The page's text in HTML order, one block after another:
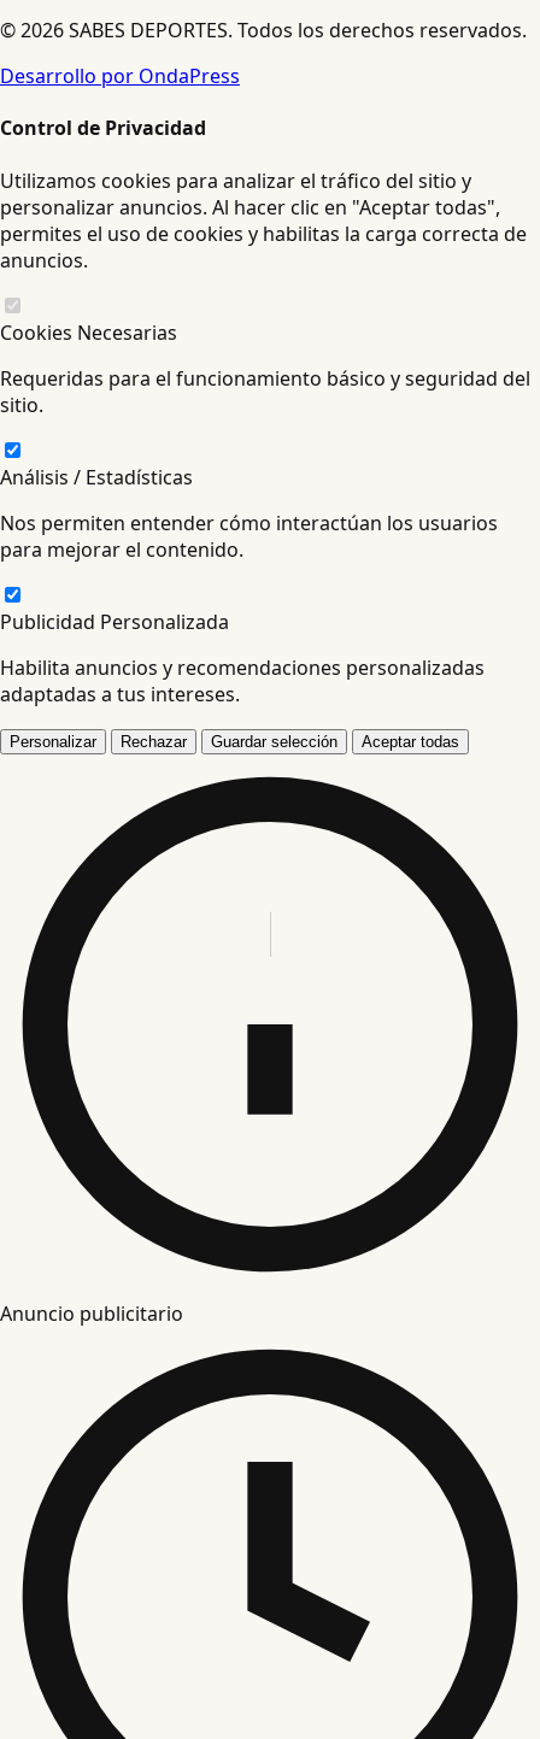
© 2026 SABES DEPORTES. Todos los derechos reservados.
Desarrollo por OndaPress
Control de Privacidad
Utilizamos cookies para analizar el tráfico del sitio y
personalizar anuncios. Al hacer clic en "Aceptar todas",
permites el uso de cookies y habilitas la carga correcta de
anuncios.
Cookies Necesarias
Requeridas para el funcionamiento básico y seguridad del
sitio.
Análisis / Estadísticas
Nos permiten entender cómo interactúan los usuarios
para mejorar el contenido.
Publicidad Personalizada
Habilita anuncios y recomendaciones personalizadas
adaptadas a tus intereses.
Personalizar Rechazar Guardar selección Aceptar todas
Anuncio publicitario